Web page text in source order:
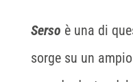
Serso è una di
sorge su un